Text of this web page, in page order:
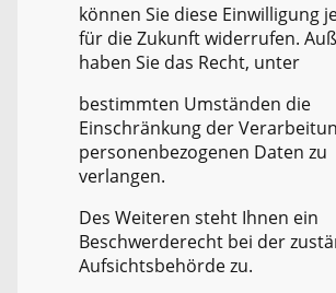
können Sie diese Einwilligung
für die Zukunft widerrufen.
haben Sie das Recht, unter
bestimmten Umständen die
Einschränkung der
personenbezogenen Daten zu
verlangen.
Des Weiteren steht Ihnen ein
Beschwerderecht bei der
Aufsichtsbehörde zu.